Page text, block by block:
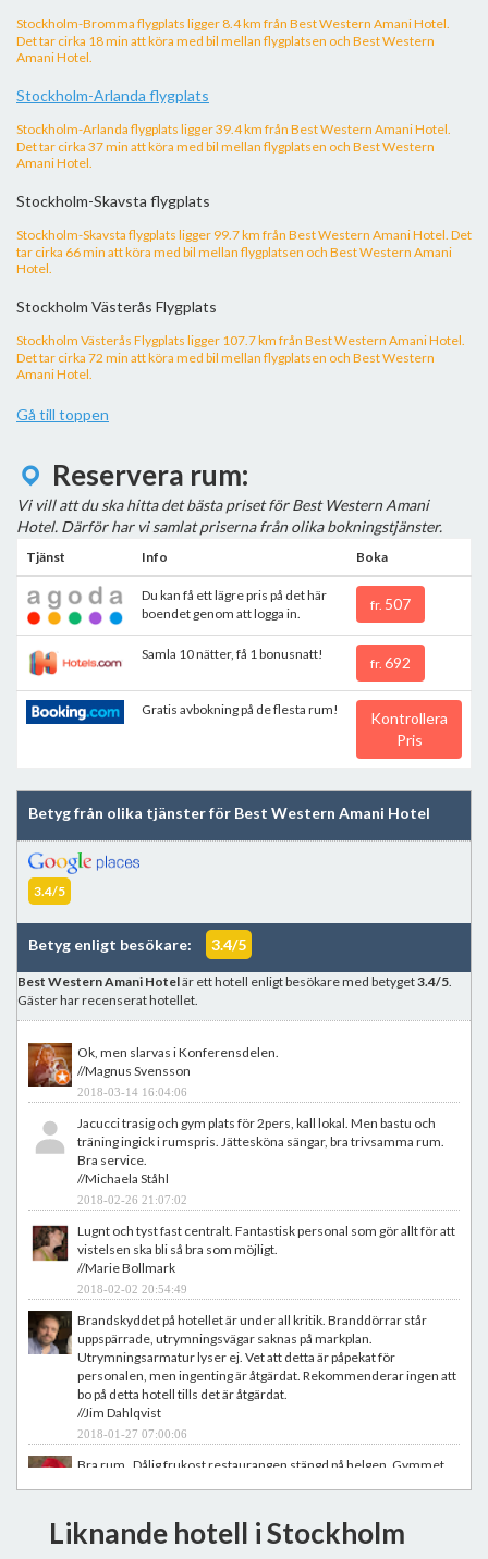
Stockholm-Bromma flygplats ligger 8.4 km från Best Western Amani Hotel.
Det tar cirka 18 min att köra med bil mellan flygplatsen och Best Western
Amani Hotel.
Stockholm-Arlanda flygplats
Stockholm-Arlanda flygplats ligger 39.4 km från Best Western Amani Hotel.
Det tar cirka 37 min att köra med bil mellan flygplatsen och Best Western
Amani Hotel.
Stockholm-Skavsta flygplats
Stockholm-Skavsta flygplats ligger 99.7 km från Best Western Amani Hotel. Det
tar cirka 66 min att köra med bil mellan flygplatsen och Best Western Amani
Hotel.
Stockholm Västerås Flygplats
Stockholm Västerås Flygplats ligger 107.7 km från Best Western Amani Hotel.
Det tar cirka 72 min att köra med bil mellan flygplatsen och Best Western
Amani Hotel.
Gå till toppen
Reservera rum:
Vi vill att du ska hitta det bästa priset för Best Western Amani
Hotel. Därför har vi samlat priserna från olika bokningstjänster.
Tjänst Info Boka
Du kan få ett lägre pris på det här
boendet genom att logga in.
fr. 507
Samla 10 nätter, få 1 bonusnatt!
fr. 692
Gratis avbokning på de flesta rum!
Kontrollera
Pris
Betyg från olika tjänster för Best Western Amani Hotel
3.4/5
Betyg enligt besökare: 3.4/5
Best Western Amani Hotelär ett hotell enligt besökare med betyget3.4/5.
Gäster har recenserat hotellet.
Ok, men slarvas i Konferensdelen.
//Magnus Svensson
2018-03-14 16:04:06
Jacucci trasig och gym plats för 2pers, kall lokal. Men bastu och
träning ingick i rumspris. Jättesköna sängar, bra trivsamma rum.
Bra service.
//Michaela Ståhl
2018-02-26 21:07:02
Lugnt och tyst fast centralt. Fantastisk personal som gör allt för att
vistelsen ska bli så bra som möjligt.
//Marie Bollmark
2018-02-02 20:54:49
Brandskyddet på hotellet är under all kritik. Branddörrar står
uppspärrade, utrymningsvägar saknas på markplan.
Utrymningsarmatur lyser ej. Vet att detta är påpekat för
personalen, men ingenting är åtgärdat. Rekommenderar ingen att
bo på detta hotell tills det är åtgärdat.
//Jim Dahlqvist
2018-01-27 07:00:06
Bra rum . Dålig frukost restaurangen stängd på helgen. Gymmet
//Ulrika Skoglund
2018-01-24 06:40:53
Liknande hotell i Stockholm